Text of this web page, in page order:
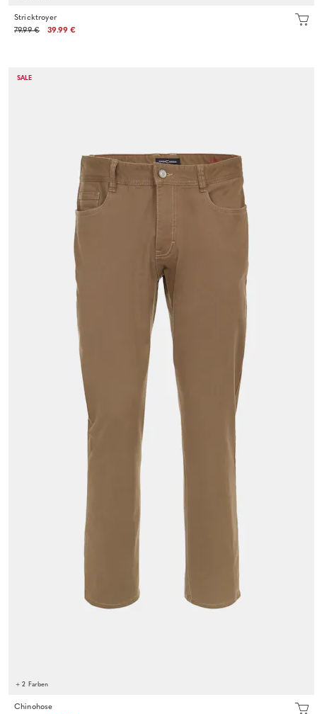
Stricktroyer
79.99 €
39.99 €
SALE
+ 2 Farben
Chinohose